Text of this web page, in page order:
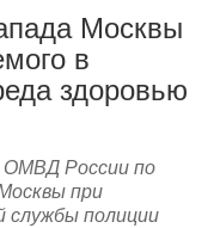
Москвы
в
здоровью
ОМВД России по
при
службы полиции